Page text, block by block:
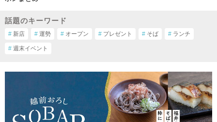
話題のキーワード
# 新店 # 運勢 # オープン # プレゼント # そば # ランチ
# 週末イベント